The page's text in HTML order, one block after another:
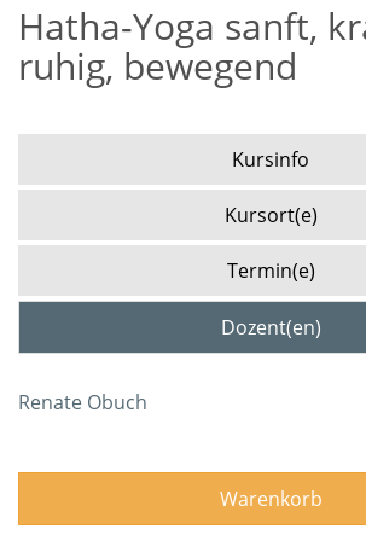
Hatha-Yoga sanft,
ruhig, bewegend
Kursinfo
Kursort(e)
Termin(e)
Dozent(en)
Renate Obuch
Warenkorb